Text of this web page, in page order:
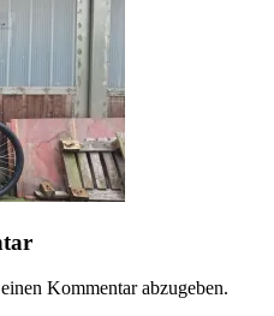
Kommentar abzugeben.